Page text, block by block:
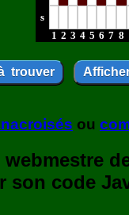
s
1 2 3 4 5 6 7 8
ou
webmestre
son code